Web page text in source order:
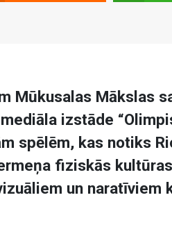
Mūkusalas Mākslas
izstāde
spēlēm, kas notiks
fiziskās
un naratīviem